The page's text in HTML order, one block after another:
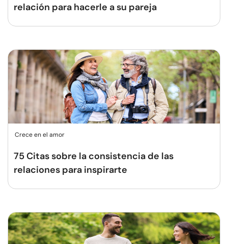
relación para hacerle a su pareja
Crece en el amor
75 Citas sobre la consistencia de las
relaciones para inspirarte